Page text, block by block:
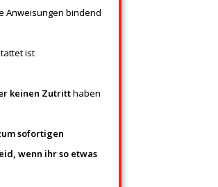
Anweisungen bindend
ist
keinen Zutritthaben
sofortigen
wenn ihr so etwas